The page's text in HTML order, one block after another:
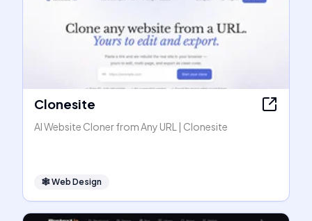
Clonesite
AI Website Cloner from Any URL | Clonesite
🕸Web Design